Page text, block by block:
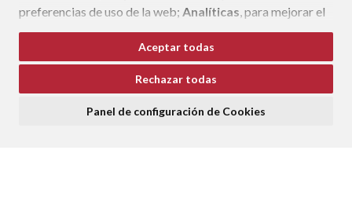
preferencias de uso de la web; Analíticas, para mejorar el
funcionamiento de la web y sus servicios.
Si acepta pulsando el botón“Aceptar todas”
consideramos que acepta su uso. Si pulsa el botón
ninguna acción, se guardarán las cookies técnicas
Aceptar todas
Rechazar todas
Panel de configuración de Cookies